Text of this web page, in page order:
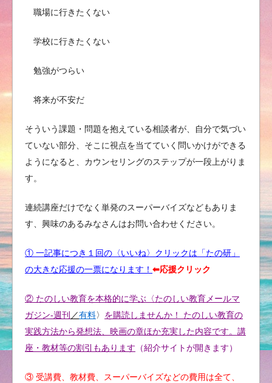
職場に行きたくない
学校に行きたくない
勉強がつらい
将来が不安だ
そういう課題・問題を抱えている相談者が、自分で気づい
ていない部分、そこに視点を当てていく問いかけができる
ようになると、カウンセリングのステップが一段上がりま
す。
連続講座だけでなく単発のスーパーバイズなどもありま
す、興味のあるみなさんはお問い合わせください。
① 一記事につき１回の〈いいね〉クリックは「たの研」
の大きな応援の一票になります！ ⬅︎応援クリック
② たのしい教育を本格的に学ぶ〈たのしい教育メールマ
ガジン-週刊 ／有料〉 を購読しませんか！ たのしい教育の
実践方法から発想法、映画の章ほか充実した内容です。講
座・教材等の割引もあります （紹介サイトが開きます）
③ 受講費、教材費、スーパーバイズなどの費用は全て、